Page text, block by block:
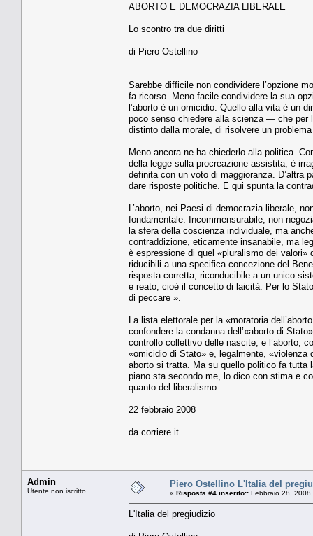
ABORTO E DEMOCRAZIA LIBERALE
Lo scontro tra due diritti
di Piero Ostellino
Sarebbe difficile non condividere l’opzione
fa ricorso. Meno facile condividere la sua
l’aborto è un omicidio. Quello alla vita è un
poco senso chiedere alla scienza — che
distinto dalla morale, di risolvere un
Meno ancora ne ha chiederlo alla politica.
della legge sulla procreazione assistita, è
definita con un voto di maggioranza. D’altra
dare risposte politiche. E qui spunta la
L’aborto, nei Paesi di democrazia liberale,
fondamentale. Incommensurabile, non
la sfera della coscienza individuale, ma
contraddizione, eticamente insanabile, ma
è espressione di quel «pluralismo dei
riducibili a una specifica concezione del
risposta corretta, riconducibile a un unico
e reato, cioè il concetto di laicità. Per lo
di peccare ».
La lista elettorale per la «moratoria
confondere la condanna dell’«aborto di
controllo collettivo delle nascite, e l’aborto,
«omicidio di Stato» e, legalmente,
aborto si tratta. Ma su quello politico fa tutta
piano sta secondo me, lo dico con stima e
quanto del liberalismo.
22 febbraio 2008
da corriere.it
Admin
Utente non iscritto
Piero Ostellino L'Italia del
« Risposta #4 inserito:: Febbraio 28,
L'Italia del pregiudizio